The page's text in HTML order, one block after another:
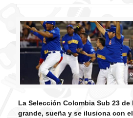
La Selección Colombia Sub 23
grande, sueña y se ilusiona con